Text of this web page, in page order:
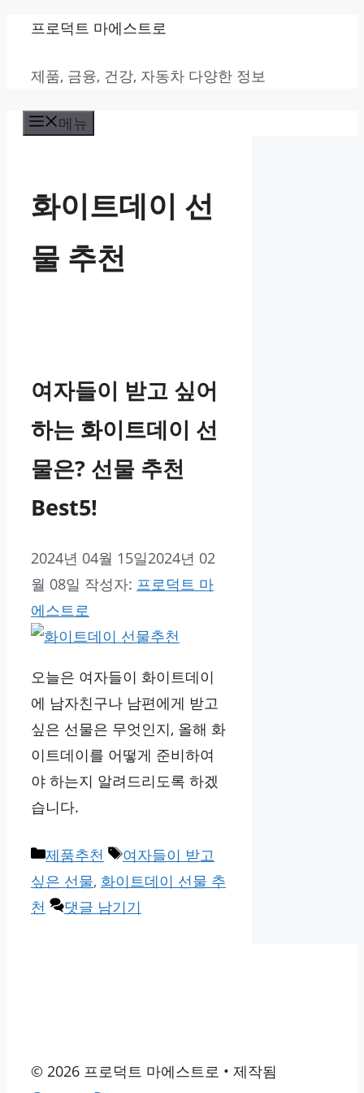
프로덕트 마에스트로
제품, 금융, 건강, 자동차 다양한 정보
메뉴
화이트데이 선
물 추천
여자들이 받고 싶어
하는 화이트데이 선
물은? 선물 추천
Best5!
2024년 04월 15일2024년 02
월 08일 작성자: 프로덕트 마
에스트로
오늘은 여자들이 화이트데이
에 남자친구나 남편에게 받고
싶은 선물은 무엇인지, 올해 화
이트데이를 어떻게 준비하여
야 하는지 알려드리도록 하겠
습니다.
카
테
고
제품추천
태
그
여자들이 받고
싶은 선물, 화이트데이 선물 추
천
댓글 남기기
© 2026 프로덕트 마에스트로 • 제작됨